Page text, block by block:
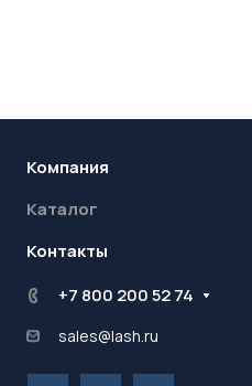
Компания
Бренды
Блог
Каталог
Наращивание ресниц
Ламинирование ресниц и бровей
Контакты
Стань оптовиком
Контрактное производство
+7 800 200 52 74
sales@lash.ru